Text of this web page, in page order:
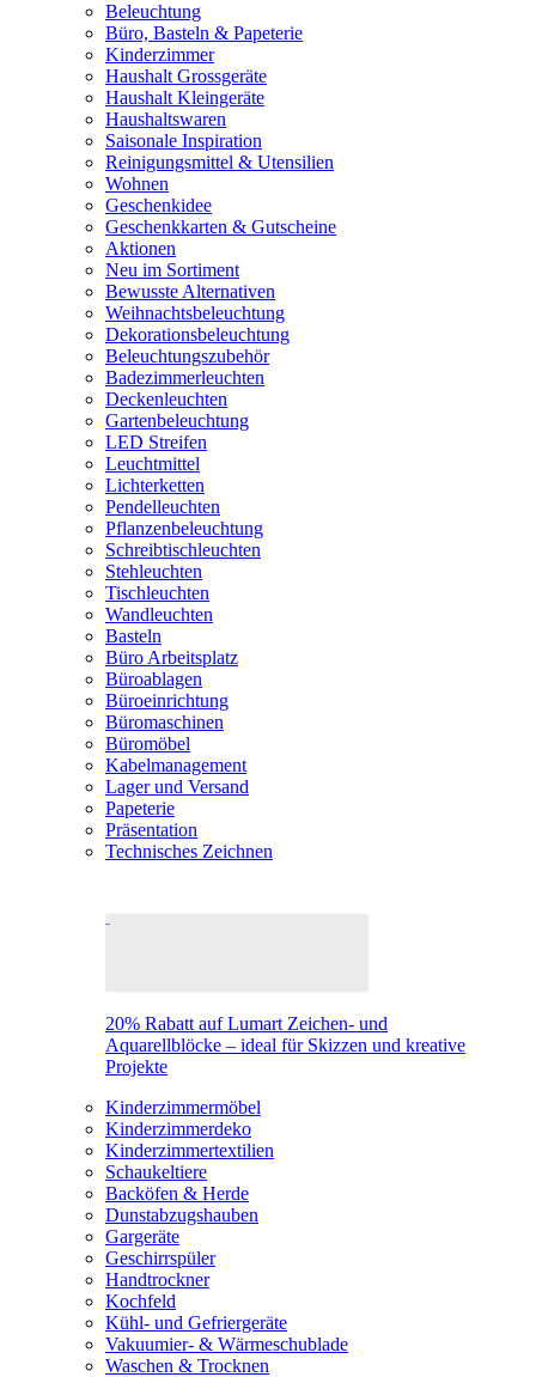
Beleuchtung
Büro, Basteln & Papeterie
Kinderzimmer
Haushalt Grossgeräte
Haushalt Kleingeräte
Haushaltswaren
Saisonale Inspiration
Reinigungsmittel & Utensilien
Wohnen
Geschenkidee
Geschenkkarten & Gutscheine
Aktionen
Neu im Sortiment
Bewusste Alternativen
Weihnachtsbeleuchtung
Dekorationsbeleuchtung
Beleuchtungszubehör
Badezimmerleuchten
Deckenleuchten
Gartenbeleuchtung
LED Streifen
Leuchtmittel
Lichterketten
Pendelleuchten
Pflanzenbeleuchtung
Schreibtischleuchten
Stehleuchten
Tischleuchten
Wandleuchten
Basteln
Büro Arbeitsplatz
Büroablagen
Büroeinrichtung
Büromaschinen
Büromöbel
Kabelmanagement
Lager und Versand
Papeterie
Präsentation
Technisches Zeichnen
20% Rabatt auf Lumart Zeichen- und
Aquarellblöcke – ideal für Skizzen und kreative
Projekte
Kinderzimmermöbel
Kinderzimmerdeko
Kinderzimmertextilien
Schaukeltiere
Backöfen & Herde
Dunstabzugshauben
Gargeräte
Geschirrspüler
Handtrockner
Kochfeld
Kühl- und Gefriergeräte
Vakuumier- & Wärmeschublade
Waschen & Trocknen